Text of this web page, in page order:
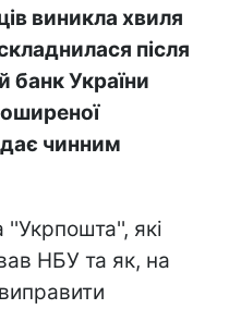
виникла хвиля
після
банк України
чинним
які
НБУ та як, на